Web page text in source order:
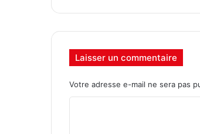
Laisser un commentaire
Votre adresse e-mail ne sera pas